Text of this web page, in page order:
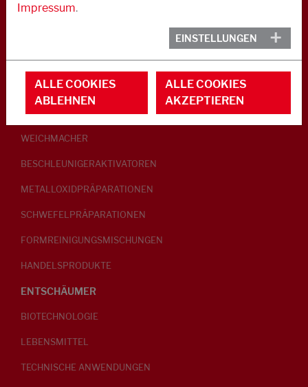
GLEITMITTEL
PEPTISATOREN
KLEBRIGMACHER / HOMOGENISATOREN
WEICHMACHER
BESCHLEUNIGERAKTIVATOREN
METALLOXIDPRÄPARATIONEN
SCHWEFELPRÄPARATIONEN
FORMREINIGUNGSMISCHUNGEN
HANDELSPRODUKTE
ENTSCHÄUMER
BIOTECHNOLOGIE
LEBENSMITTEL
TECHNISCHE ANWENDUNGEN
Impressum.
EINSTELLUNGEN
ALLE COOKIES
ABLEHNEN
ALLE COOKIES
AKZEPTIEREN